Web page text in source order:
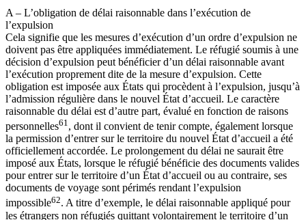
A – L’obligation de délai raisonnable dans l’exécution de
l’expulsion
Cela signifie que les mesures d’exécution d’un ordre d’expulsion ne
doivent pas être appliquées immédiatement. Le réfugié soumis à une
décision d’expulsion peut bénéficier d’un délai raisonnable avant
l’exécution proprement dite de la mesure d’expulsion. Cette
obligation est imposée aux États qui procèdent à l’expulsion, jusqu’à
l’admission régulière dans le nouvel État d’accueil. Le caractère
raisonnable du délai est d’autre part, évalué en fonction de raisons
personnelles61, dont il convient de tenir compte, également lorsque
la permission d’entrer sur le territoire du nouvel État d’accueil a été
officiellement accordée. Le prolongement du délai ne saurait être
imposé aux États, lorsque le réfugié bénéficie des documents valides
pour entrer sur le territoire d’un État d’accueil ou au contraire, ses
documents de voyage sont périmés rendant l’expulsion
impossible62. A titre d’exemple, le délai raisonnable appliqué pour
les étrangers non réfugiés quittant volontairement le territoire d’un